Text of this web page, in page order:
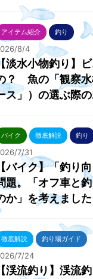
アイテム紹介 釣り
8/4
淡水小物釣り】
？ 魚の「観察水
ス」）の選ぶ際
バイク 徹底解説 釣り
7/31
【バイク】「釣り
題。「オフ車と
か」を考えました
徹底解説 釣り場ガイド
7/24
【渓流釣り】渓流